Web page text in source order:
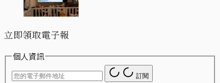
立即領取電子報
個人資訊
訂閱